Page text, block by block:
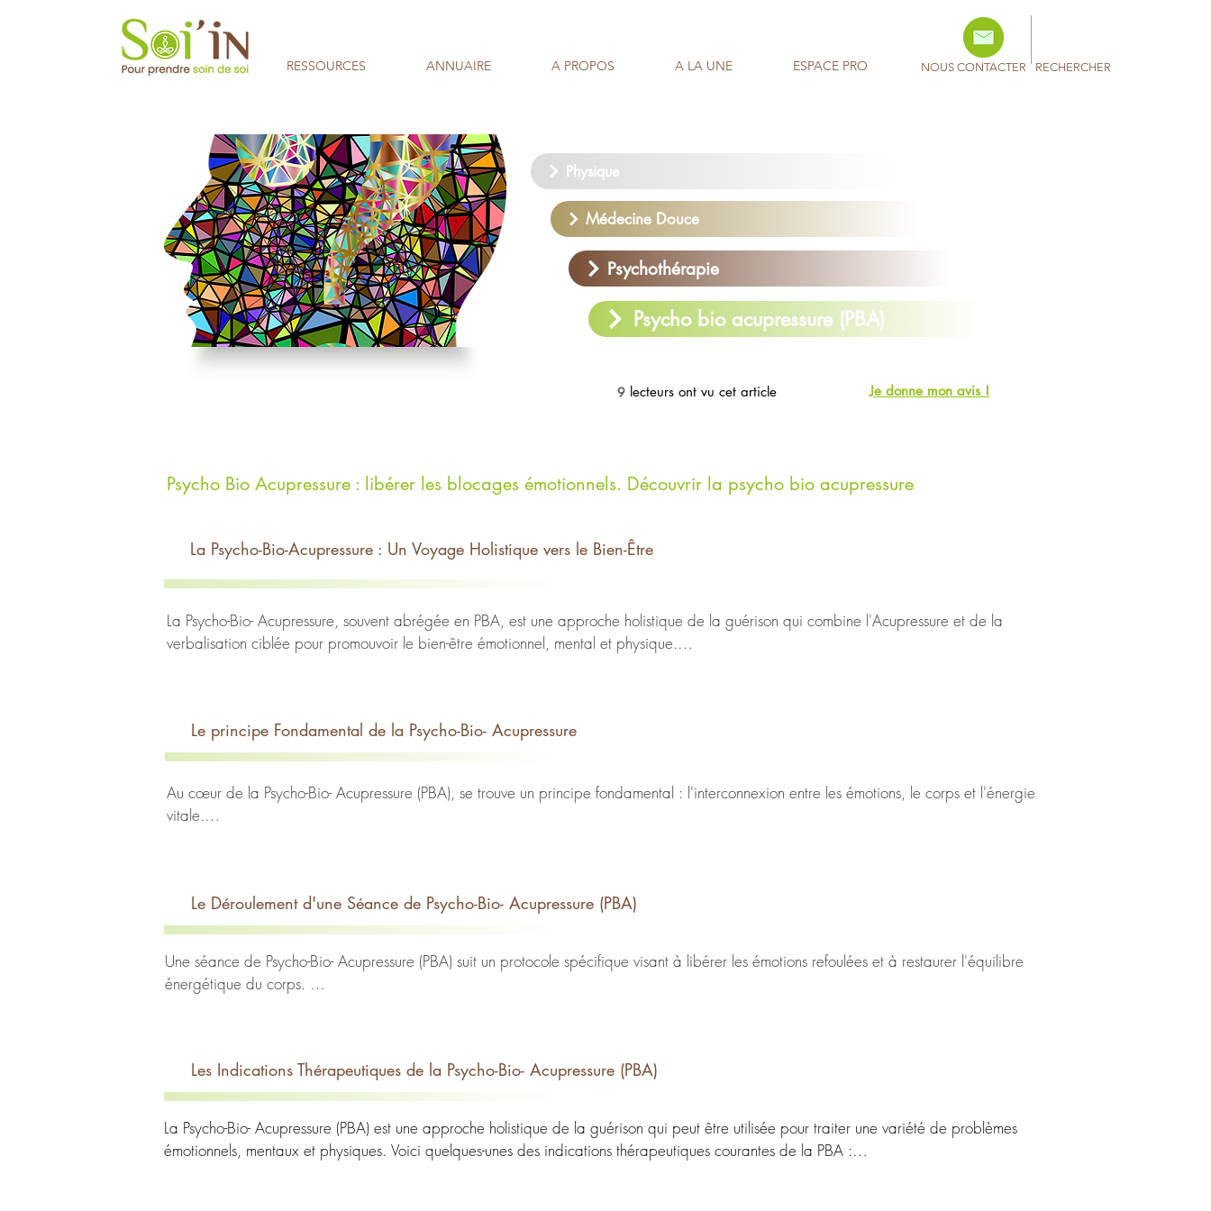
RESSOURCES ANNUAIRE A PROPOS A LA UNE ESPACE PRO NOUS CONTACTER RECHERCHER
Physique
Médecine Douce
Psychothérapie
Psycho bio acupressure (PBA)
9 lecteurs ont vu cet article Je donne mon avis !
Psycho Bio Acupressure : libérer les blocages émotionnels. Découvrir la psycho bio acupressure
La Psycho-Bio-Acupressure : Un Voyage Holistique vers le Bien-Être
La Psycho-Bio- Acupressure, souvent abrégée en PBA, est une approche holistique de la guérison qui combine l'Acupressure et de la
verbalisation ciblée pour promouvoir le bien-être émotionnel, mental et physique.
refoulées et les traumatismes passés peuvent influencer la santé physique et émotionnelle
d'une personne. En utilisant des techniques d'Acupressure spécifiques, la PBA aide à libérer ces émotions bloquées, rétablissant ainsi
Le principe Fondamental de la Psycho-Bio- Acupressure
Au cœur de la Psycho-Bio- Acupressure (PBA), se trouve un principe fondamental : l'interconnexion entre les émotions, le corps et l'énergie
vitale.
le corps. Le principe fondamental de la PBA
est donc de libérer les émotions et pensées refoulées en agissant sur les points d'Acupressure liés.
L'originalité de la PBA réside également dans son approche préventive. Elle encourage la libération régulière des émotions refoulées pour
éviter l'accumulation de blocages énergétiques, contribuant ainsi à maintenir un équilibre psychophysique optimal. En libérant les émotions
refoulées grâce à l'acupressure, cette méthode vise à rétablir l'harmonie énergétique dans le corps et à favoriser le bien-être global. Elle
Le Déroulement d'une Séance de Psycho-Bio- Acupressure (PBA)
Une séance de Psycho-Bio- Acupressure (PBA) suit un protocole spécifique visant à libérer les émotions refoulées et à restaurer l'équilibre
énergétique du corps.
Le rééquilibrage énergétique : 22 circuits d’énergie sont testés. Les énergies perturbée seront rétablis grâce à des circuits de 5 points
d’Acupressure qui créeront des hormones du bonheur au consultant (endorphines et enképhalines).
L’évacuation des blocages émotionnels :
Une verbalisation ciblée est utilisée pour que le corps du consultant prenne conscience des fonctionnements ancrés par des émotions fortes
Les Indications Thérapeutiques de la Psycho-Bio- Acupressure (PBA)
La Psycho-Bio- Acupressure (PBA) est une approche holistique de la guérison qui peut être utilisée pour traiter une variété de problèmes
émotionnels, mentaux et physiques. Voici quelques-unes des indications thérapeutiques courantes de la PBA :